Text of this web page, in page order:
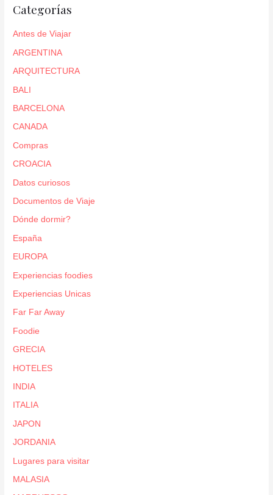
Categorías
Antes de Viajar
ARGENTINA
ARQUITECTURA
BALI
BARCELONA
CANADA
Compras
CROACIA
Datos curiosos
Documentos de Viaje
Dónde dormir?
España
EUROPA
Experiencias foodies
Experiencias Unicas
Far Far Away
Foodie
GRECIA
HOTELES
INDIA
ITALIA
JAPON
JORDANIA
Lugares para visitar
MALASIA